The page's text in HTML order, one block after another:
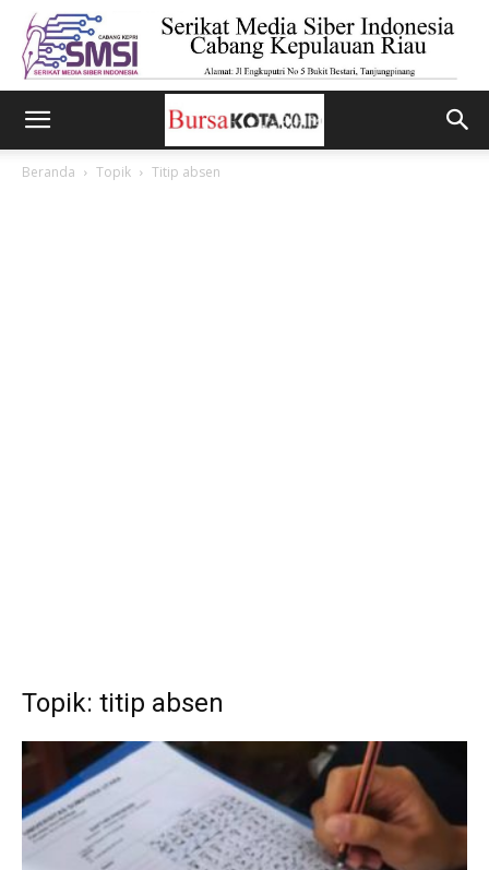
Beranda Topik Titip absen
Topik: titip absen